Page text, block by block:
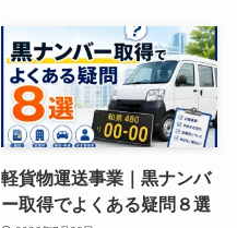
軽貨物運送事業｜黒ナンバ
ー取得でよくある疑問８選